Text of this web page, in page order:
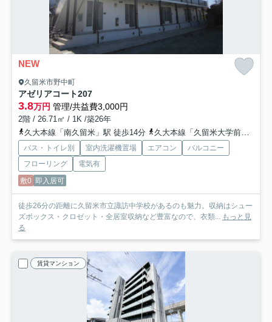
NEW
久留米市野中町
アゼリアコート207
3.8万円 管理/共益費3,000円
2階 / 26.71㎡ / 1K /築26年
久大本線「南久留米」駅 徒歩14分
久大本線「久留米大学前」駅 徒歩18分
バス・トイレ別 室内洗濯機置場 エアコン
バルコニー
フローリング
電気有
敷0 即入居可
徒歩26分の距離に久留米市立諏訪中学校があるのも魅力。収納はシュー
ズボックス・クロゼット・全居室収納など豊富なので、衣類...
もっと見
る
賃貸マンション